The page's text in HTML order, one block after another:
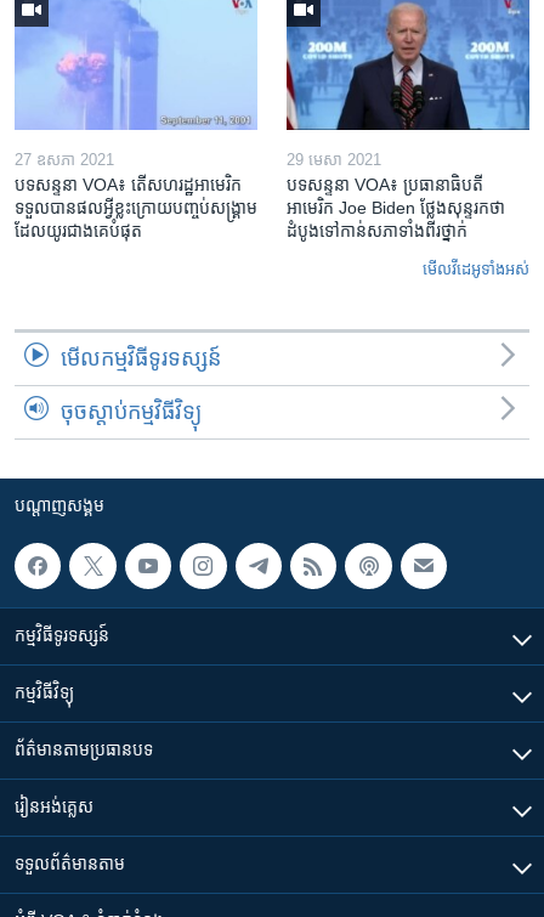
27 ឧសភា 2021
បទសន្ទនា VOA៖ តើ​សហរដ្ឋ​អាមេរិក​
ទទួល​បាន​ផលអ្វី​ខ្លះ​ក្រោយ​បញ្ចប់​សង្គ្រាម​
ដែល​យូរជាងគេ​បំផុត
29 មេសា 2021
បទសន្ទនា VOA៖ ប្រធានាធិបតី
អាមេរិក Joe Biden ថ្លែង​សុន្ទរកថា​
ដំបូងទៅ​កាន់​សភា​ទាំង​ពីរ​ថ្នាក់
មើល​វីដេអូ​ទាំង​អស់
មើល​កម្មវិធី​ទូរទស្សន៍
ចុចស្តាប់កម្មវិធីវិទ្យុ
បណ្តាញ​សង្គម
កម្មវិធី​ទូរទស្សន៍
កម្មវិធី​វិទ្យុ
ព័ត៌មាន​តាមប្រធានបទ​
រៀន​​អង់គ្លេស
ទទួល​ព័ត៌មាន​តាម